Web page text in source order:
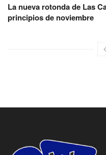
La nueva rotonda de Las
principios de noviembre